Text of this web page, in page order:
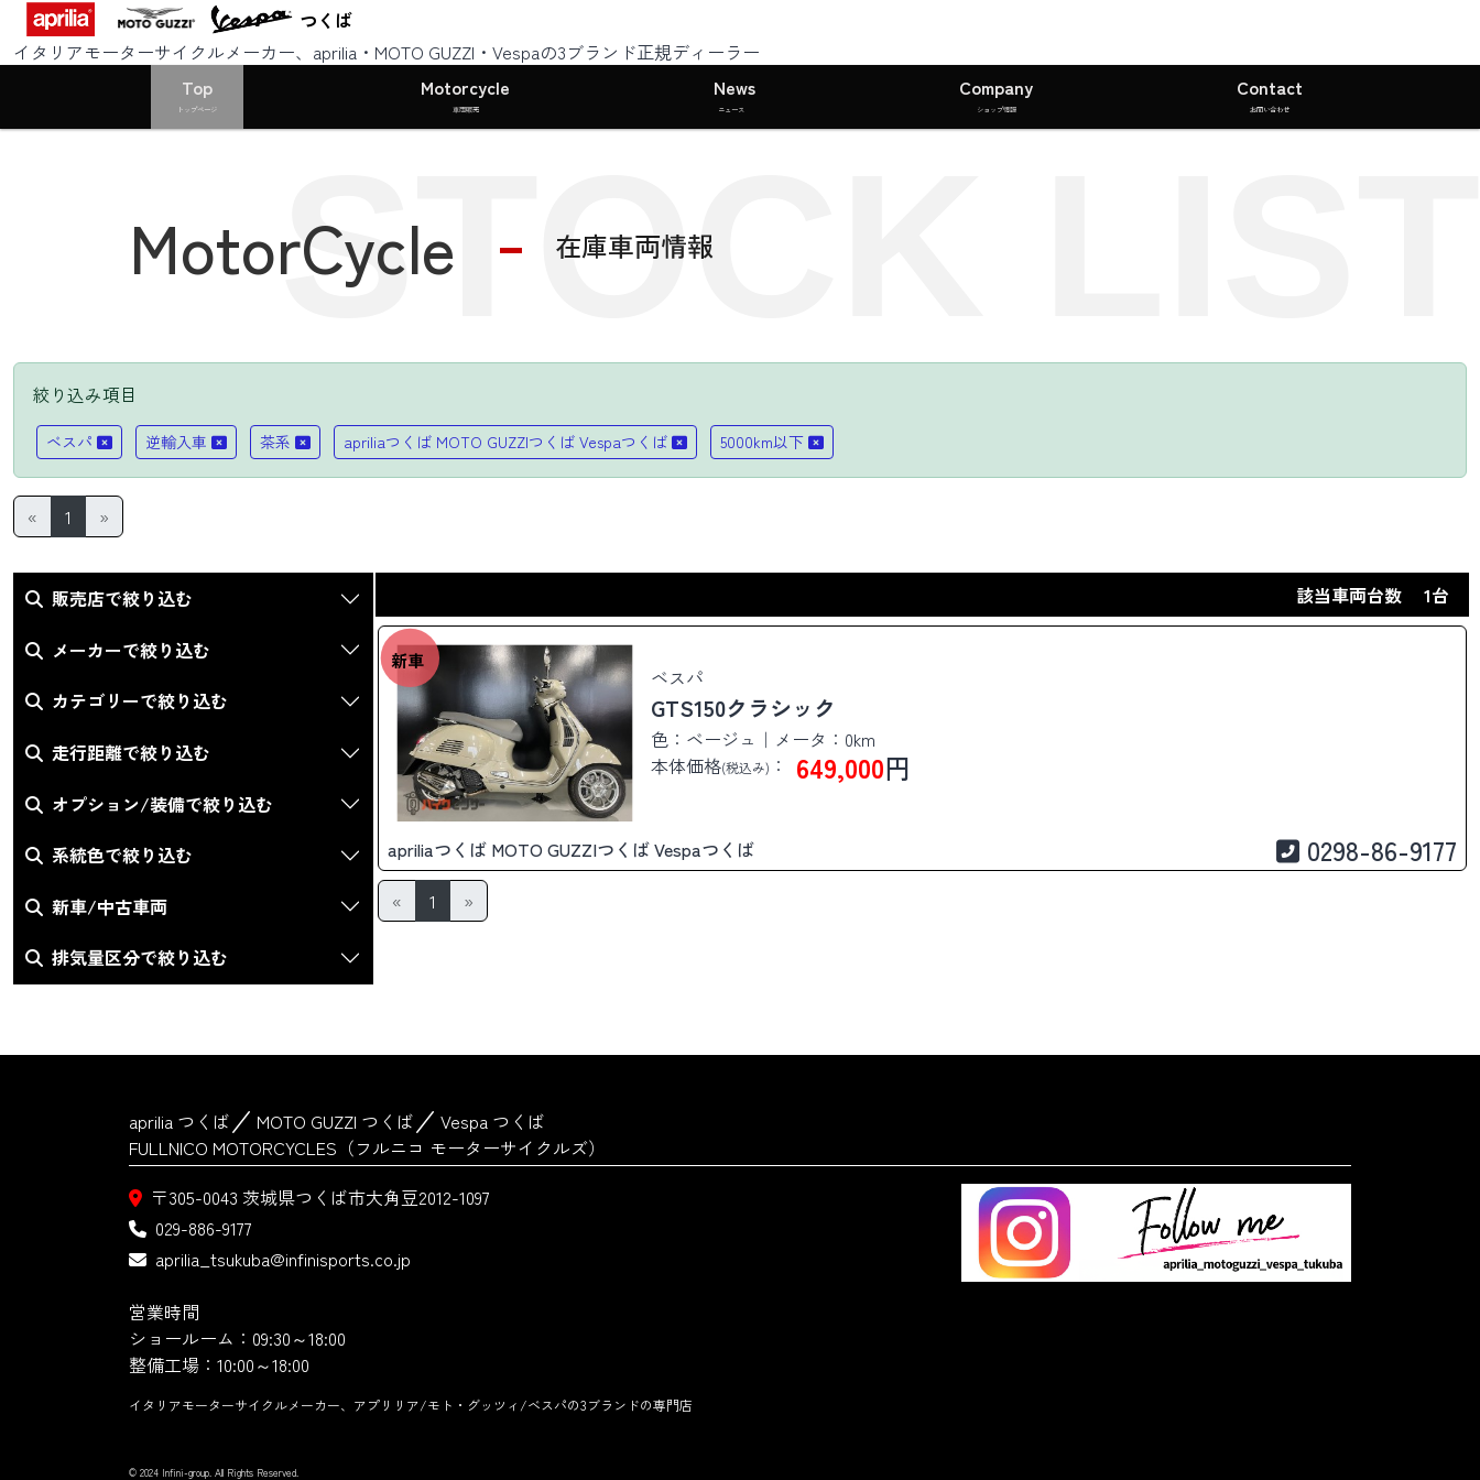
つくば
イタリアモーターサイクルメーカー、aprilia・MOTO GUZZI・Vespaの3ブランド正規ディーラー
Top
トップページ
Motorcycle
車両販売
News
ニュース
Company
ショップ情報
Contact
お問い合わせ
MotorCycle 在庫車両情報
STOCK LIST
絞り込み項目
ベスパ 逆輸入車 茶系 apriliaつくば MOTO GUZZIつくば Vespaつくば 5000km以下
« 1 »
該当車両台数 1台
新車
ベスパ
GTS150クラシック
色：ベージュ｜メータ：0km
本体価格(税込み) ： 649,000円
apriliaつくば MOTO GUZZIつくば Vespaつくば 0298-86-9177
« 1 »
販売店で絞り込む
メーカーで絞り込む
カテゴリーで絞り込む
走行距離で絞り込む
オプション/装備で絞り込む
系統色で絞り込む
新車/中古車両
排気量区分で絞り込む
aprilia つくば MOTO GUZZI つくば
Vespa つくば
FULLNICO MOTORCYCLES（フルニコ モーターサイクルズ）
〒305-0043 茨城県つくば市大角豆2012-1097
029-886-9177
aprilia_tsukuba@infinisports.co.jp
営業時間
ショールーム：09:30～18:00
整備工場：10:00～18:00
イタリアモーターサイクルメーカー、アプリリア/モト・グッツィ/ベスパの3ブランドの専門店
© 2024 Infini-group. All Rights Reserved.